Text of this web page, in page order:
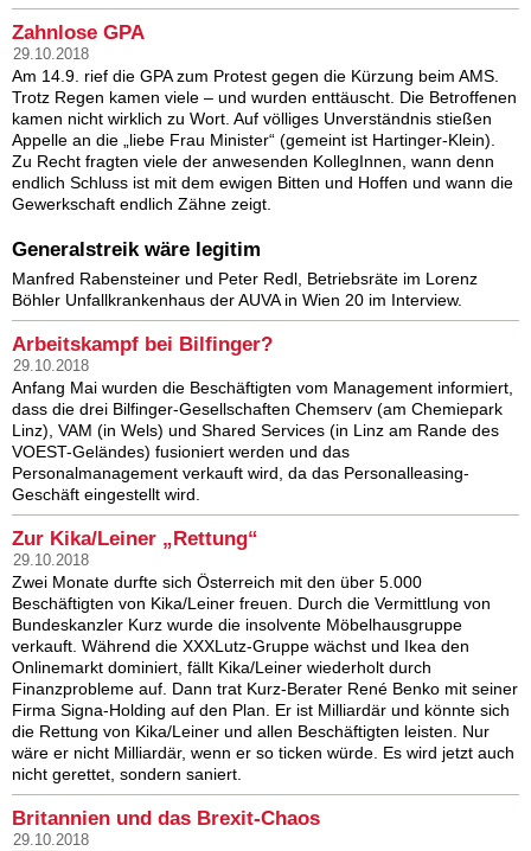
Zahnlose GPA
29.10.2018
Am 14.9. rief die GPA zum Protest gegen die Kürzung beim AMS.
Trotz Regen kamen viele – und wurden enttäuscht. Die Betroffenen
kamen nicht wirklich zu Wort. Auf völliges Unverständnis stießen
Appelle an die „liebe Frau Minister“ (gemeint ist Hartinger-Klein).
Zu Recht fragten viele der anwesenden KollegInnen, wann denn
endlich Schluss ist mit dem ewigen Bitten und Hoffen und wann die
Gewerkschaft endlich Zähne zeigt.
Generalstreik wäre legitim
Manfred Rabensteiner und Peter Redl, Betriebsräte im Lorenz
Böhler Unfallkrankenhaus der AUVA in Wien 20 im Interview.
Arbeitskampf bei Bilfinger?
29.10.2018
Anfang Mai wurden die Beschäftigten vom Management informiert,
dass die drei Bilfinger-Gesellschaften Chemserv (am Chemiepark
Linz), VAM (in Wels) und Shared Services (in Linz am Rande des
VOEST-Geländes) fusioniert werden und das
Personalmanagement verkauft wird, da das Personalleasing-
Geschäft eingestellt wird.
Zur Kika/Leiner „Rettung“
29.10.2018
Zwei Monate durfte sich Österreich mit den über 5.000
Beschäftigten von Kika/Leiner freuen. Durch die Vermittlung von
Bundeskanzler Kurz wurde die insolvente Möbelhausgruppe
verkauft. Während die XXXLutz-Gruppe wächst und Ikea den
Onlinemarkt dominiert, fällt Kika/Leiner wiederholt durch
Finanzprobleme auf. Dann trat Kurz-Berater René Benko mit seiner
Firma Signa-Holding auf den Plan. Er ist Milliardär und könnte sich
die Rettung von Kika/Leiner und allen Beschäftigten leisten. Nur
wäre er nicht Milliardär, wenn er so ticken würde. Es wird jetzt auch
nicht gerettet, sondern saniert.
Britannien und das Brexit-Chaos
29.10.2018